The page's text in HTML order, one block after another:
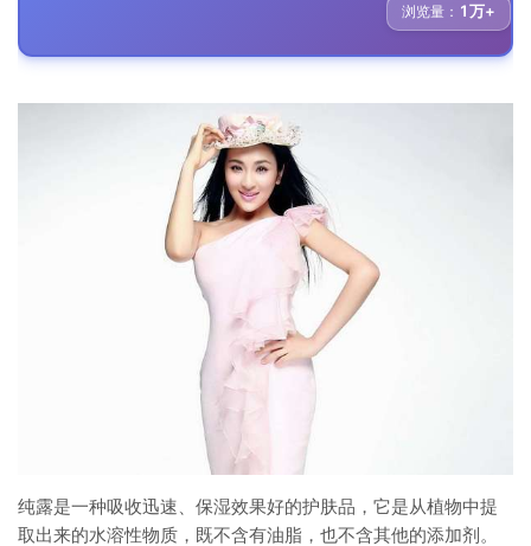
浏览量： 1万+
纯露是一种吸收迅速、保湿效果好的护肤品，它是从植物中提
取出来的水溶性物质，既不含有油脂，也不含其他的添加剂。